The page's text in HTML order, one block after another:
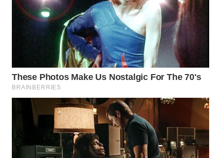
WAHANA
TV
WAHANANEWS
WAHANANEWS
CO ID
WAHANANEWS
NET
WAHANA